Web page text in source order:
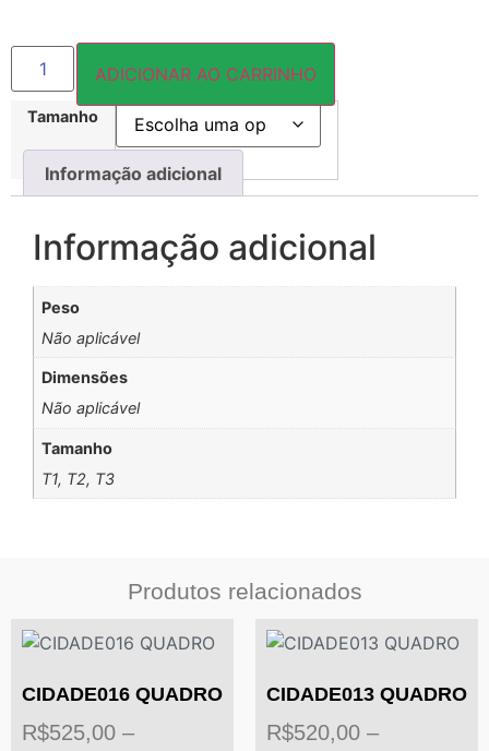
Tamanho
ADICIONAR AO CARRINHO
Informação adicional
Informação adicional
Peso
Não aplicável
Dimensões
Não aplicável
Tamanho
T1, T2, T3
Produtos relacionados
CIDADE016 QUADRO
R$525,00 –
CIDADE013 QUADRO
R$520,00 –